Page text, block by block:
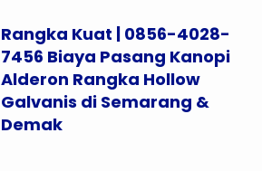
Rangka Kuat | 0856-4028-
7456 Biaya Pasang Kanopi
Alderon Rangka Hollow
Galvanis di Semarang &
Demak